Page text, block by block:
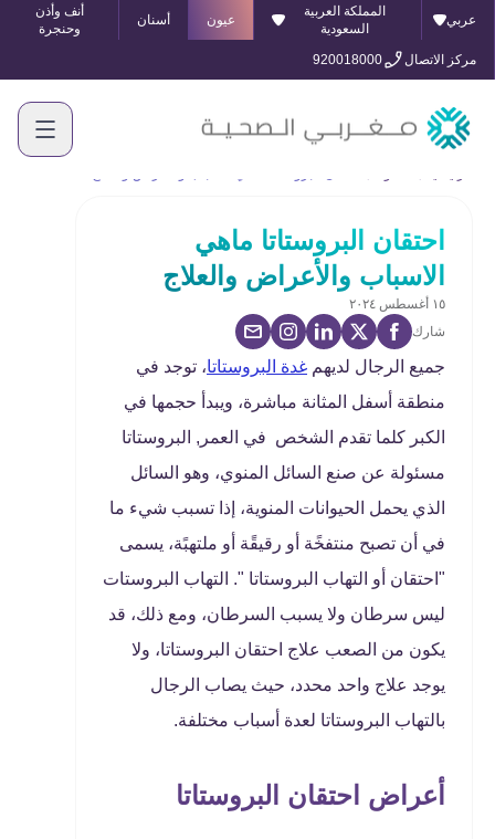
عربي
المملكة العربية
السعودية
عيون أسنان
أنف وأذن
وحنجرة
مركز الاتصال
920018000
احتقان البروستاتا ماهي
الاسباب والأعراض والعلاج
١٥ أغسطس ٢٠٢٤
شارك
جميع الرجال لديهم غدة البروستاتا، توجد في
منطقة أسفل المثانة مباشرة، ويبدأ حجمها في
الكبر كلما تقدم الشخص في العمر, البروستاتا
مسئولة عن صنع السائل المنوي، وهو السائل
الذي يحمل الحيوانات المنوية، إذا تسبب شيء ما
في أن تصبح منتفخًة أو رقيقًة أو ملتهبًة، يسمى
"احتقان أو التهاب البروستاتا ". التهاب البروستات
ليس سرطان ولا يسبب السرطان، ومع ذلك، قد
يكون من الصعب علاج احتقان البروستاتا، ولا
يوجد علاج واحد محدد، حيث يصاب الرجال
بالتهاب البروستاتا لعدة أسباب مختلفة.
أعراض احتقان البروستاتا